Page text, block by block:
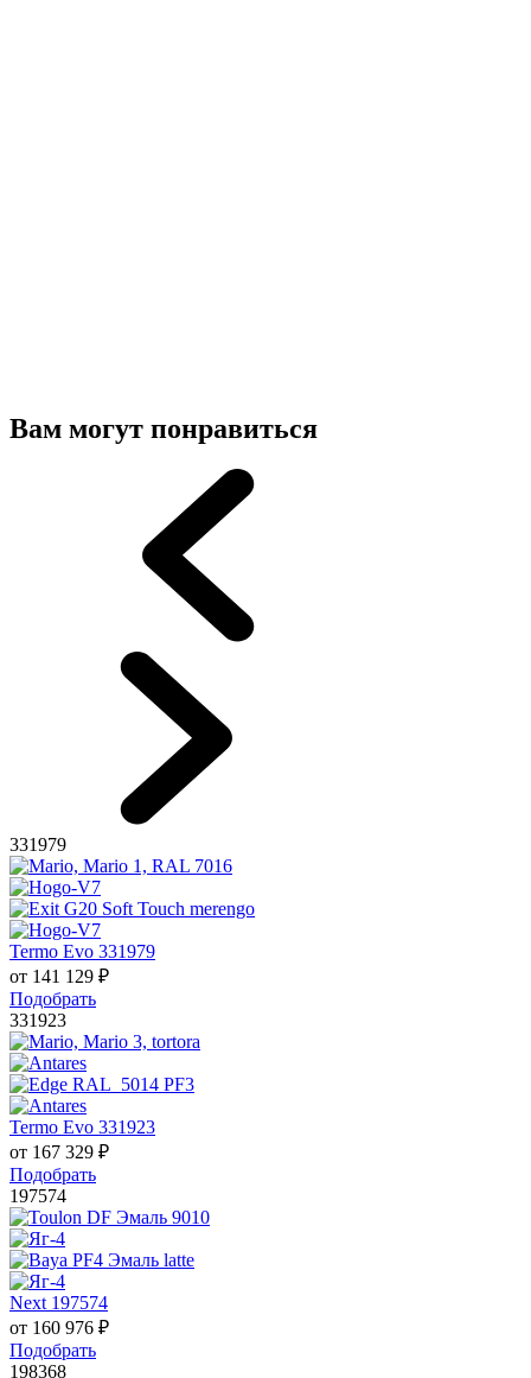
Вам могут понравиться
331979
Termo Evo 331979
от 141 129 ₽
Подобрать
331923
Termo Evo 331923
от 167 329 ₽
Подобрать
197574
Next 197574
от 160 976 ₽
Подобрать
198368